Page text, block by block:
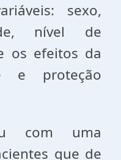
sexo,
nível de
os efeitos da
e proteção
com uma
que de